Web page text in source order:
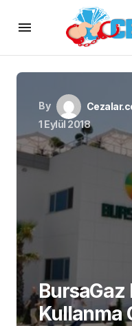
By
1 Eylül 2018
BursaGaz
Kullanma